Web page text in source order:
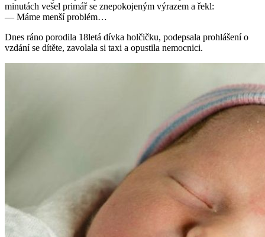
minutách vešel primář se znepokojeným výrazem a řekl:
— Máme menší problém…
Dnes ráno porodila 18letá dívka holčičku, podepsala prohlášení o
vzdání se dítěte, zavolala si taxi a opustila nemocnici.